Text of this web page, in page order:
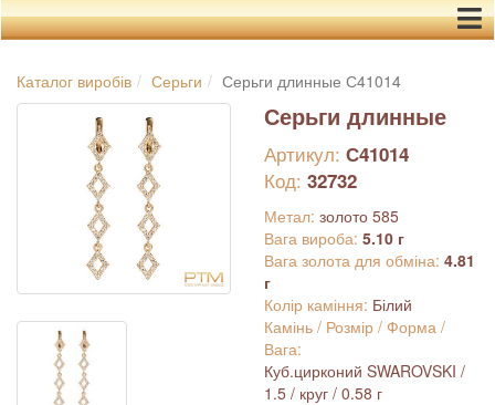
Каталог виробів Серьги Серьги длинные С41014
Серьги длинные
Артикул: С41014
Код: 32732
Метал: золото 585
Вага вироба: 5.10 г
Вага золота для обміна: 4.81
г
Колір каміння: Білий
Камінь / Розмір / Форма /
Вага:
Куб.цирконий SWAROVSKI /
1.5 / круг / 0.58 г